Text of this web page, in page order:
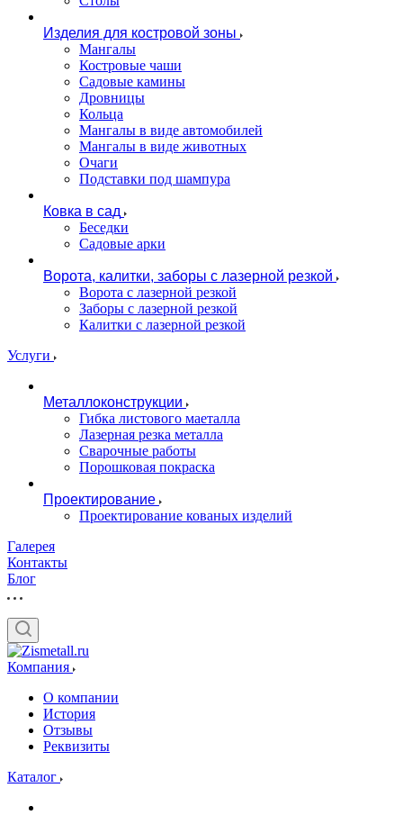
Изделия для костровой зоны
Мангалы
Костровые чаши
Садовые камины
Дровницы
Кольца
Мангалы в виде автомобилей
Мангалы в виде животных
Очаги
Подставки под шампура
Ковка в сад
Беседки
Садовые арки
Ворота, калитки, заборы с лазерной резкой
Ворота с лазерной резкой
Заборы с лазерной резкой
Калитки с лазерной резкой
Услуги
Металлоконструкции
Гибка листового маеталла
Лазерная резка металла
Сварочные работы
Порошковая покраска
Проектирование
Проектирование кованых изделий
Галерея
Контакты
Блог
Компания
О компании
История
Отзывы
Реквизиты
Каталог